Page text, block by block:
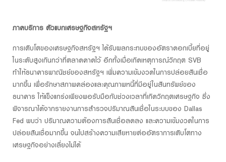
ภาคบริการ ตัวแบกเศรษฐกิจสหรัฐฯ
การเติบโตของเศรษฐกิจสหรัฐฯ ได้รับผลกระทบของอัตราดอกเบี้ยที่อยู่
ในระดับสูงเกินกว่าที่ตลาดคาดไว้ อีกทั้งเมื่อเกิดเหตุการณ์วิกฤต SVB
ทำให้ธนาคารพาณิชย์ของสหรัฐฯ เพิ่มความเข้มงวดในการปล่อยสินเชื่อ
มากขึ้น เพื่อรักษาสภาพคล่องและคุณภาพหนี้ที่มีอยู่ในสินทรัพย์ของ
ธนาคาร ให้แข็งแกร่งเพียงพอรับมือกับช่วงเวลาที่เกิดวิกฤตเศรษฐกิจ ซึ่ง
พิจารณาได้จากรายงานการสำรวจปริมาณสินเชื่อในระบบของ Dallas
Fed พบว่า ปริมาณความต้องการสินเชื่อลดลง และความเข้มงวดในการ
ปล่อยสินเชื่อมากขึ้น จนไปสร้างความเสียหายต่ออัตราการเติบโตทาง
เศรษฐกิจอย่างเลี่ยงไม่ได้